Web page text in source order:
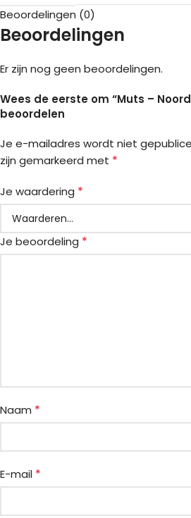
Beoordelingen (0)
Beoordelingen
Er zijn nog geen beoordelingen.
Wees de eerste om “Muts –
beoordelen
Je e-mailadres wordt niet
zijn gemarkeerd met *
Je waardering *
Je beoordeling *
Naam *
E-mail *